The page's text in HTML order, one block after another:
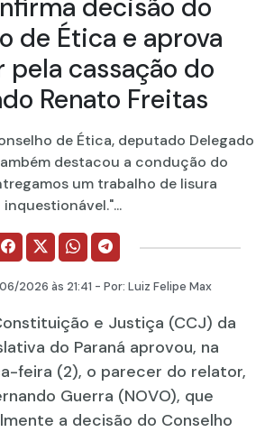
decisão do
de Ética e aprova
pela cassação do
Renato Freitas
de Ética, deputado Delegado
destacou a condução do
um trabalho de lisura
inquestionável."...
2026 às 21:41 - Por: Luiz Felipe Max
e Justiça (CCJ) da
do Paraná aprovou, na
feira (2), o parecer do relator,
Guerra (NOVO), que
a decisão do Conselho